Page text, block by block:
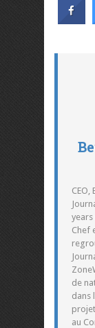
CEO,
years
Chef
de
dans
au